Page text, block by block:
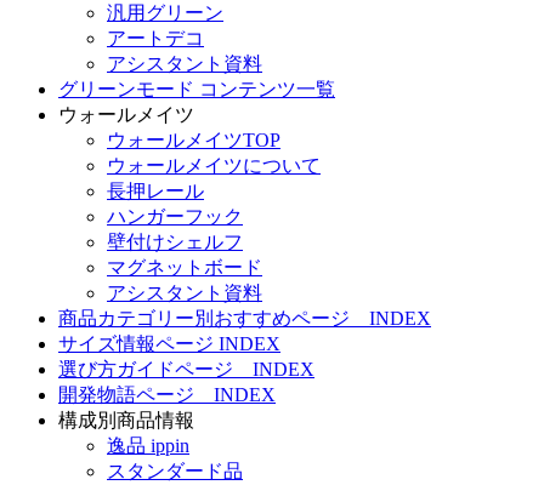
汎用グリーン
アートデコ
アシスタント資料
グリーンモード コンテンツ一覧
ウォールメイツ
ウォールメイツTOP
ウォールメイツについて
長押レール
ハンガーフック
壁付けシェルフ
マグネットボード
アシスタント資料
商品カテゴリー別おすすめページ INDEX
サイズ情報ページ INDEX
選び方ガイドページ INDEX
開発物語ページ INDEX
構成別商品情報
逸品 ippin
スタンダード品